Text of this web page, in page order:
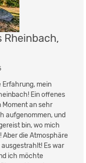
mein
Ein offenes
Moment an sehr
aufgenommen, und
bin, wo mich
Aber die Atmosphäre
ausgestrahlt! Es war
ich möchte